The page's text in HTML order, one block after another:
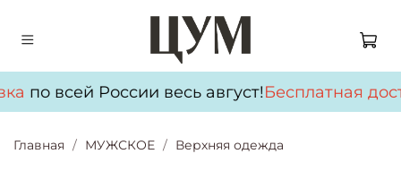
по всей России весь август!Бесплатная
Главная МУЖСКОЕ Верхняя одежда